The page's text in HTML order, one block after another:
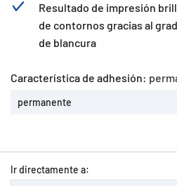
Resultado de impresión
de contornos gracias al
de blancura
Característica de adhesión:
permanente
Ir directamente a: